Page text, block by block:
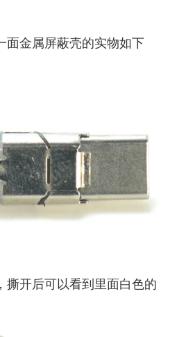
面金属屏蔽壳的实物如下
撕开后可以看到里面白色的